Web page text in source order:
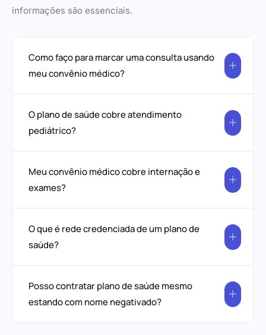
informações são essenciais.
Como faço para marcar uma consulta usando
meu convênio médico?
O plano de saúde cobre atendimento
pediátrico?
Meu convênio médico cobre internação e
exames?
O que é rede credenciada de um plano de
saúde?
Posso contratar plano de saúde mesmo
estando com nome negativado?